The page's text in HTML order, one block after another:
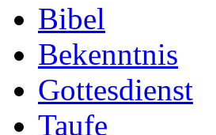
Bibel
Bekenntnis
Gottesdienst
Taufe